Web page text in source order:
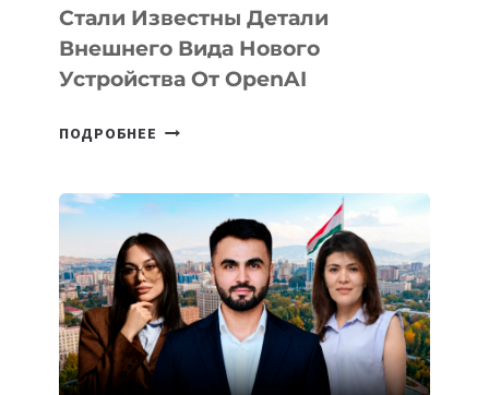
Стали Известны Детали
Внешнего Вида Нового
Устройства От OpenAI
ПОДРОБНЕЕ СТАЛИ
ВНЕШНЕГО
ВИДА
НОВОГО
УСТРОЙСТВА
ОТ
OPENAI